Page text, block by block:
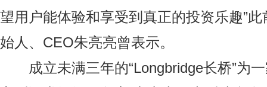
望用户能体验和享受到真正的投资乐趣”
始人、CEO朱亮亮曾表示。
成立未满三年的“Longbridge长桥”为一